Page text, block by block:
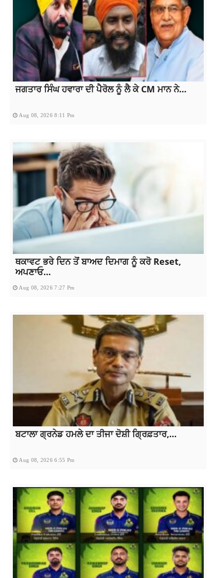
ਜਗਤਾਰ ਸਿੰਘ ਹਵਾਰਾ ਦੀ ਪੈਰੋਲ ਨੂੰ ਲੈ ਕੇ CM ਮਾਨ ਨੇ...
Aug 08, 2026 8:11 Pm
ਥਕਾਵਟ ਭਰੇ ਦਿਨ ਤੋਂ ਬਾਅਦ ਦਿਮਾਗ ਨੂੰ ਕਰੋ Reset,
ਅਪਣਾਓ...
Aug 08, 2026 7:27 Pm
ਬਟਾਲਾ ਗ੍ਰਨੇਡ ਹਮਲੇ ਦਾ ਤੀਜਾ ਦੋਸ਼ੀ ਗ੍ਰਿਫ਼ਤਾਰ,...
Aug 08, 2026 6:55 Pm